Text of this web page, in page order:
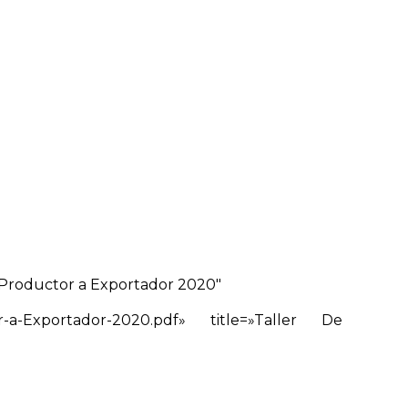
a Exportador 2020″
a-Exportador-2020.pdf» title=»Taller De